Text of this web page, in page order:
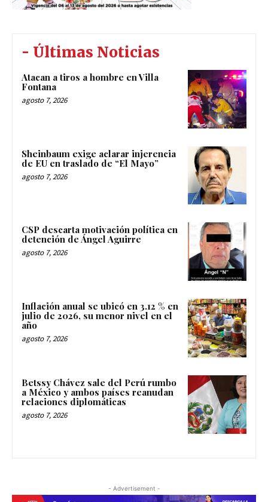
- Últimas Noticias
Atacan a tiros a hombre en Villa
Fontana
agosto 7, 2026
Sheinbaum exige aclarar injerencia
de EU en traslado de “El Mayo”
agosto 7, 2026
CSP descarta motivación política en
detención de Ángel Aguirre
agosto 7, 2026
Inflación anual se ubicó en 3.12 % en
julio de 2026, su menor nivel en el
año
agosto 7, 2026
Betssy Chávez sale del Perú rumbo
a México y ambos países reanudan
relaciones diplomáticas
agosto 7, 2026
- Advertisement -